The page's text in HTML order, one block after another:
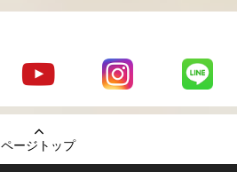
の
Youtube
チャンネ
LaniLani
LaniLani
ページトップ